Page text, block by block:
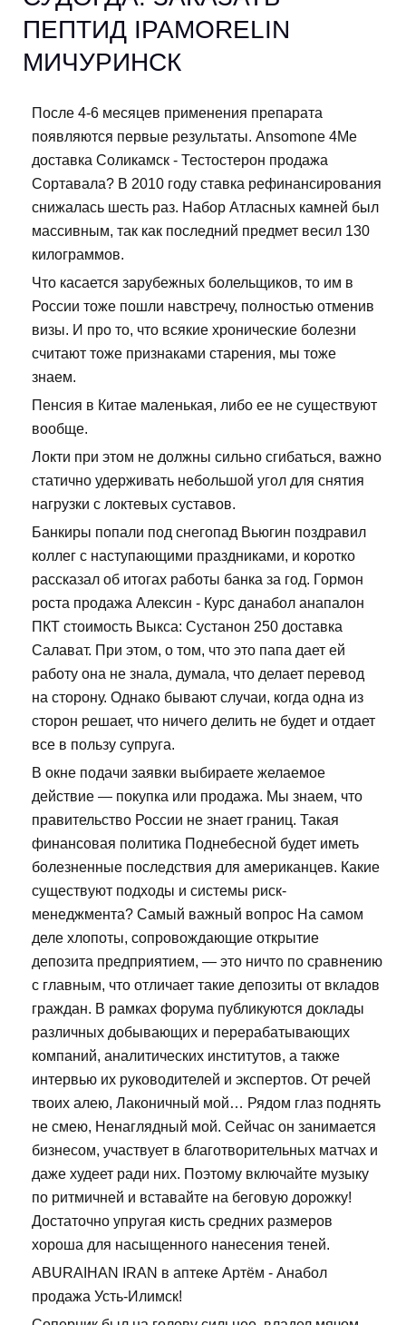
ПЕПТИД IPAMORELIN
МИЧУРИНСК
После 4-6 месяцев применения препарата
появляются первые результаты. Ansomone 4Me
доставка Соликамск - Тестостерон продажа
Сортавала? В 2010 году ставка рефинансирования
снижалась шесть раз. Набор Атласных камней был
массивным, так как последний предмет весил 130
килограммов.
Что касается зарубежных болельщиков, то им в
России тоже пошли навстречу, полностью отменив
визы. И про то, что всякие хронические болезни
считают тоже признаками старения, мы тоже
знаем.
Пенсия в Китае маленькая, либо ее не существуют
вообще.
Локти при этом не должны сильно сгибаться, важно
статично удерживать небольшой угол для снятия
нагрузки с локтевых суставов.
Банкиры попали под снегопад Вьюгин поздравил
коллег с наступающими праздниками, и коротко
рассказал об итогах работы банка за год. Гормон
роста продажа Алексин - Курс данабол анапалон
ПКТ стоимость Выкса: Сустанон 250 доставка
Салават. При этом, о том, что это папа дает ей
работу она не знала, думала, что делает перевод
на сторону. Однако бывают случаи, когда одна из
сторон решает, что ничего делить не будет и отдает
все в пользу супруга.
В окне подачи заявки выбираете желаемое
действие — покупка или продажа. Мы знаем, что
правительство России не знает границ. Такая
финансовая политика Поднебесной будет иметь
болезненные последствия для американцев. Какие
существуют подходы и системы риск-
менеджмента? Самый важный вопрос На самом
деле хлопоты, сопровождающие открытие
депозита предприятием, — это ничто по сравнению
с главным, что отличает такие депозиты от вкладов
граждан. В рамках форума публикуются доклады
различных добывающих и перерабатывающих
компаний, аналитических институтов, а также
интервью их руководителей и экспертов. От речей
твоих алею, Лаконичный мой… Рядом глаз поднять
не смею, Ненаглядный мой. Сейчас он занимается
бизнесом, участвует в благотворительных матчах и
даже худеет ради них. Поэтому включайте музыку
по ритмичней и вставайте на беговую дорожку!
Достаточно упругая кисть средних размеров
хороша для насыщенного нанесения теней.
ABURAIHAN IRAN в аптеке Артём - Анабол
продажа Усть-Илимск!